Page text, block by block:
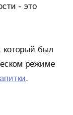
- это
который был
режиме
.